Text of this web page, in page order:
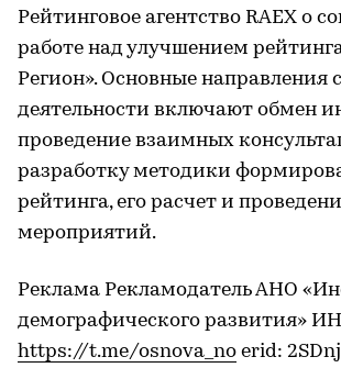
Рейтинговое агентство RAEX о
работе над улучшением
Регион». Основные направления
деятельности включают обмен
проведение взаимных
разработку методики
рейтинга, его расчет и
мероприятий.
Реклама Рекламодатель АНО
демографического развития»
https://t.me/osnova_no erid: